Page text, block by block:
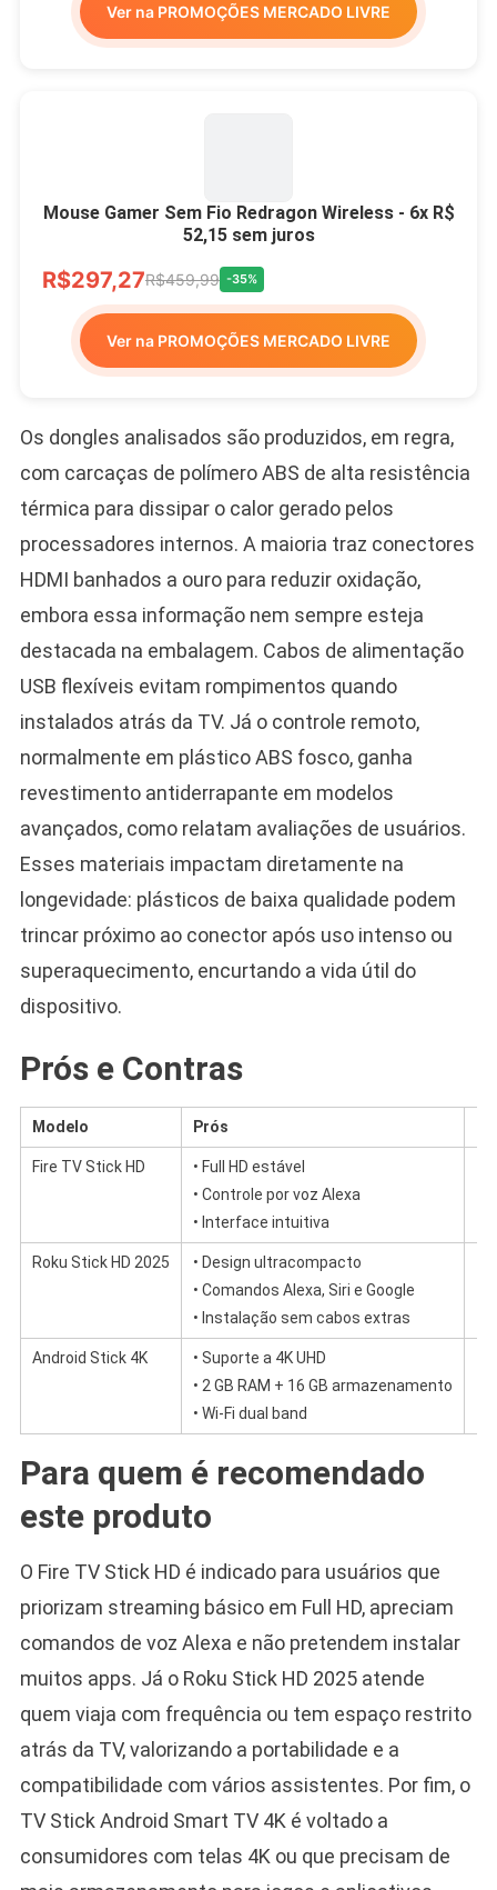
Ver na PROMOÇÕES MERCADO LIVRE
Mouse Gamer Sem Fio Redragon Wireless - 6x R$
52,15 sem juros
R$297,27R$459,99 -35%
Ver na PROMOÇÕES MERCADO LIVRE
Os dongles analisados são produzidos, em regra,
com carcaças de polímero ABS de alta resistência
térmica para dissipar o calor gerado pelos
processadores internos. A maioria traz conectores
HDMI banhados a ouro para reduzir oxidação,
embora essa informação nem sempre esteja
destacada na embalagem. Cabos de alimentação
USB flexíveis evitam rompimentos quando
instalados atrás da TV. Já o controle remoto,
normalmente em plástico ABS fosco, ganha
revestimento antiderrapante em modelos
avançados, como relatam avaliações de usuários.
Esses materiais impactam diretamente na
longevidade: plásticos de baixa qualidade podem
trincar próximo ao conector após uso intenso ou
superaquecimento, encurtando a vida útil do
dispositivo.
Prós e Contras
Modelo Prós
Fire TV Stick HD
• Full HD estável
• Controle por voz Alexa
• Interface intuitiva
Roku Stick HD 2025
• Design ultracompacto
• Comandos Alexa, Siri e Google
• Instalação sem cabos extras
Android Stick 4K
• Suporte a 4K UHD
• 2 GB RAM + 16 GB armazenamento
• Wi-Fi dual band
Para quem é recomendado
este produto
O Fire TV Stick HD é indicado para usuários que
priorizam streaming básico em Full HD, apreciam
comandos de voz Alexa e não pretendem instalar
muitos apps. Já o Roku Stick HD 2025 atende
quem viaja com frequência ou tem espaço restrito
atrás da TV, valorizando a portabilidade e a
compatibilidade com vários assistentes. Por fim, o
TV Stick Android Smart TV 4K é voltado a
consumidores com telas 4K ou que precisam de